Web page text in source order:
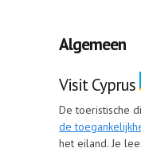
Algemeen
Visit Cyprus
De toeristische
de
het eiland. Je